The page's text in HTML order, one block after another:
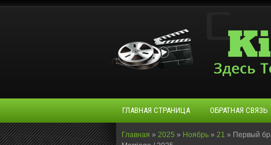
ГЛАВНАЯ СТРАНИЦА ОБРАТНАЯ СВЯЗЬ
Главная » 2025 » Ноябрь » 21 » Первый